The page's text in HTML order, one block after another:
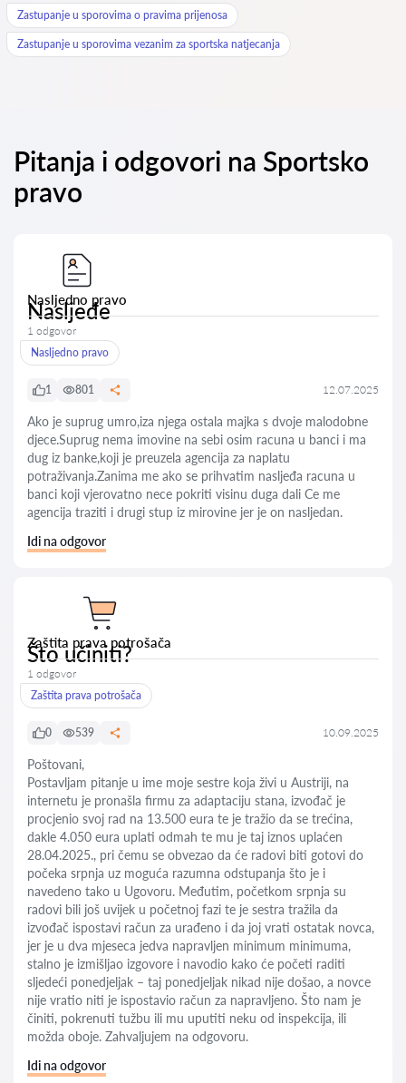
Zastupanje u sporovima o pravima prijenosa
Zastupanje u sporovima vezanim za sportska natjecanja
Pitanja i odgovori na Sportsko
pravo
Nasljedno pravo
Nasljeđe
1 odgovor
Nasljedno pravo
1 801 12.07.2025
Ako je suprug umro,iza njega ostala majka s dvoje malodobne
djece.Suprug nema imovine na sebi osim racuna u banci i ma
dug iz banke,koji je preuzela agencija za naplatu
potraživanja.Zanima me ako se prihvatim nasljeđa racuna u
banci koji vjerovatno nece pokriti visinu duga dali Ce me
agencija traziti i drugi stup iz mirovine jer je on nasljedan.
Idi na odgovor
Zaštita prava potrošača
Što učiniti?
1 odgovor
Zaštita prava potrošača
0 539 10.09.2025
Poštovani,
Postavljam pitanje u ime moje sestre koja živi u Austriji, na
internetu je pronašla firmu za adaptaciju stana, izvođač je
procjenio svoj rad na 13.500 eura te je tražio da se trećina,
dakle 4.050 eura uplati odmah te mu je taj iznos uplaćen
28.04.2025., pri čemu se obvezao da će radovi biti gotovi do
počeka srpnja uz moguća razumna odstupanja što je i
navedeno tako u Ugovoru. Međutim, početkom srpnja su
radovi bili još uvijek u početnoj fazi te je sestra tražila da
izvođač ispostavi račun za urađeno i da joj vrati ostatak novca,
jer je u dva mjeseca jedva napravljen minimum minimuma,
stalno je izmišljao izgovore i navodio kako će početi raditi
sljedeći ponedjeljak – taj ponedjeljak nikad nije došao, a novce
nije vratio niti je ispostavio račun za napravljeno. Što nam je
činiti, pokrenuti tužbu ili mu uputiti neku od inspekcija, ili
možda oboje. Zahvaljujem na odgovoru.
Idi na odgovor